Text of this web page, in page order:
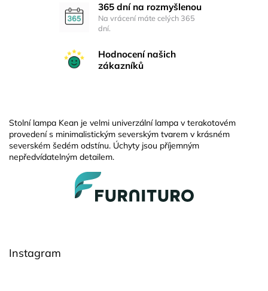
365 dní na rozmyšlenou
Na vrácení máte celých 365
dní.
Hodnocení našich
zákazníků
Stolní lampa Kean je velmi univerzální lampa v terakotovém
provedení s minimalistickým severským tvarem v krásném
severském šedém odstínu. Úchyty jsou příjemným
nepředvídatelným detailem.
Instagram